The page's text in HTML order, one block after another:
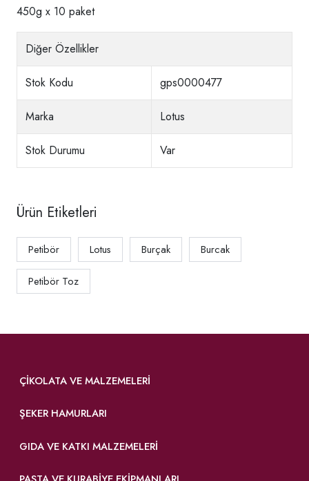
450g x 10 paket
Diğer Özellikler
Stok Kodu gps0000477
Marka Lotus
Stok Durumu Var
Ürün Etiketleri
Petibör Lotus Burçak Burcak
Petibör Toz
ÇIKOLATA VE MALZEMELERI
ŞEKER HAMURLARI
GIDA VE KATKI MALZEMELERI